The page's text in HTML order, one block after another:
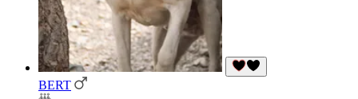
BERT